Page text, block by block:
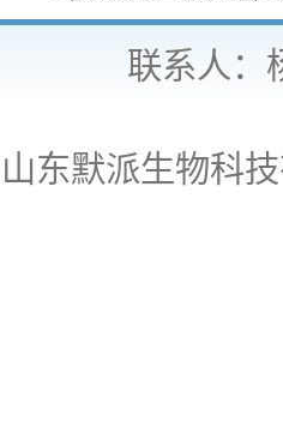
联系人：
山东默派生物科